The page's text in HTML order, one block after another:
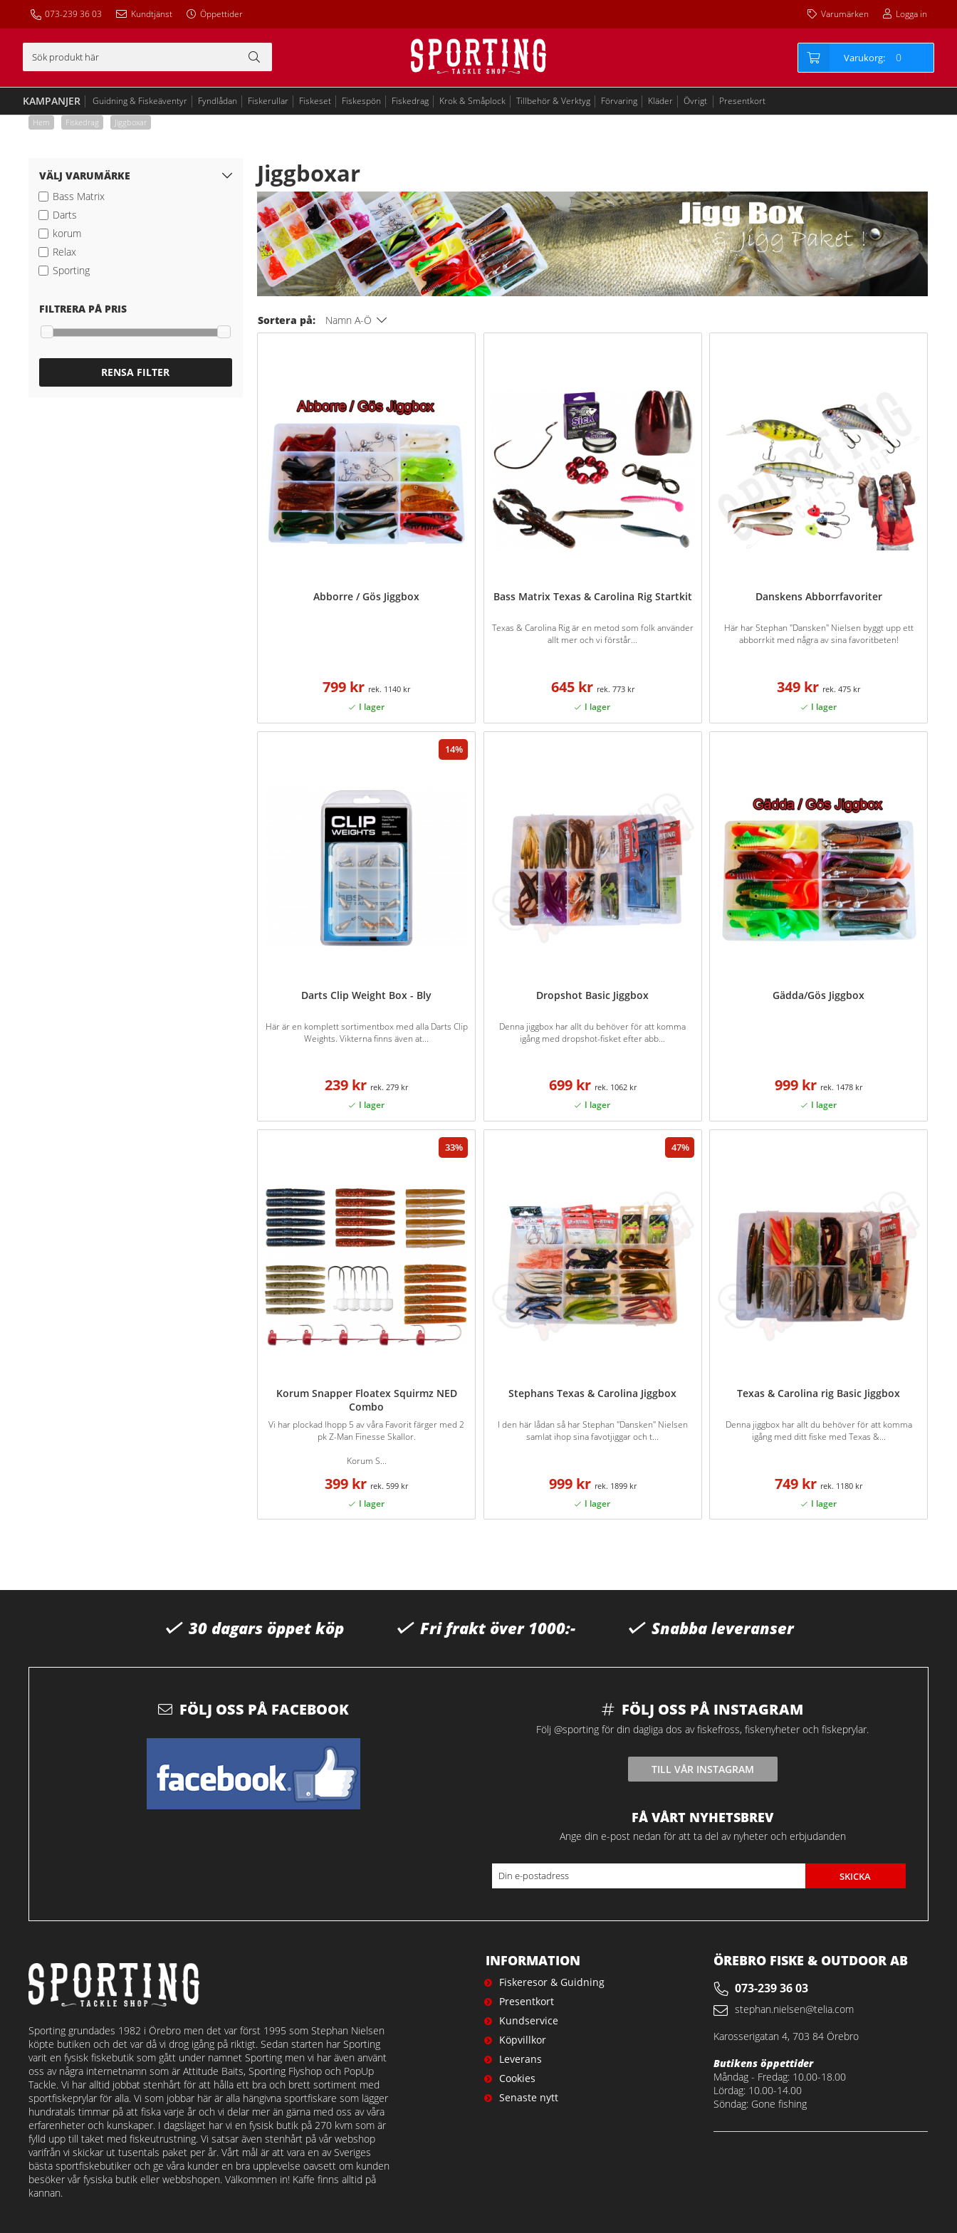
073-239 36 03 Kundtjänst Öppettider Varumärken Logga in
0
Guidning & Fiskeäventyr Fyndlådan Fiskerullar Fiskeset Fiskespön Fiskedrag Krok & Småplock Tillbehör & Verktyg Förvaring Kläder Övrigt
KAMPANJER Presentkort
Hem Fiskedrag Jiggboxar
VÄLJ VARUMÄRKE
Bass Matrix
Darts
korum
Relax
Sporting
FILTRERA PÅ PRIS
RENSA FILTER
Jiggboxar
Sortera på: Namn A-Ö
Abborre / Gös Jiggbox
799 kr 1140 kr
Bass Matrix Texas & Carolina Rig Startkit
Texas & Carolina Rig är en metod som folk använder
allt mer och vi förstår...
645 kr 773 kr
Danskens Abborrfavoriter
Här har Stephan "Dansken" Nielsen byggt upp ett
abborrkit med några av sina favoritbeten!
349 kr 475 kr
14
Darts Clip Weight Box - Bly
Här är en komplett sortimentbox med alla Darts Clip
Weights. Vikterna finns även at...
239 kr 279 kr
Dropshot Basic Jiggbox
Denna jiggbox har allt du behöver för att komma
igång med dropshot-fisket efter abb...
699 kr 1062 kr
Gädda/Gös Jiggbox
999 kr 1478 kr
33
Korum Snapper Floatex Squirmz NED
Combo
Vi har plockad Ihopp 5 av våra Favorit färger med 2
pk Z-Man Finesse Skallor.
Korum S...
399 kr 599 kr
47
Stephans Texas & Carolina Jiggbox
I den här lådan så har Stephan "Dansken" Nielsen
samlat ihop sina favotjiggar och t...
999 kr 1899 kr
Texas & Carolina rig Basic Jiggbox
Denna jiggbox har allt du behöver för att komma
igång med ditt fiske med Texas &...
749 kr 1180 kr
30 dagars öppet köp Fri frakt över 1000:- Snabba leveranser
FÖLJ OSS PÅ FACEBOOK FÖLJ OSS PÅ INSTAGRAM
Följ @sporting för din dagliga dos av fiskefross, fiskenyheter och fiskeprylar.
TILL VÅR INSTAGRAM
FÅ VÅRT NYHETSBREV
Ange din e-post nedan för att ta del av nyheter och erbjudanden
SKICKA
Sporting grundades 1982 i Örebro men det var först 1995 som Stephan Nielsen
köpte butiken och det var då vi drog igång på riktigt. Sedan starten har Sporting
varit en fysisk fiskebutik som gått under namnet Sporting men vi har även använt
oss av några internetnamn som är Attitude Baits, Sporting Flyshop och PopUp
Tackle. Vi har alltid jobbat stenhårt för att hålla ett bra och brett sortiment med
sportfiskeprylar för alla. Vi som jobbar här är alla hängivna sportfiskare som lägger
hundratals timmar på att fiska varje år och vi delar mer än gärna med oss av våra
erfarenheter och kunskaper. I dagsläget har vi en fysisk butik på 270 kvm som är
fylld upp till taket med fiskeutrustning. Vi satsar även stenhårt på vår webshop
varifrån vi skickar ut tusentals paket per år. Vårt mål är att vara en av Sveriges
bästa sportfiskebutiker och ge våra kunder en bra upplevelse oavsett om kunden
besöker vår fysiska butik eller webbshopen. Välkommen in! Kaffe finns alltid på
kannan.
INFORMATION
Fiskeresor & Guidning
Presentkort
Kundservice
Köpvillkor
Leverans
Cookies
Senaste nytt
ÖREBRO FISKE & OUTDOOR AB
073-239 36 03
stephan.nielsen@telia.com
Karosserigatan 4, 703 84 Örebro
Butikens öppettider
Måndag - Fredag: 10.00-18.00
Lördag: 10.00-14.00
Söndag: Gone fishing